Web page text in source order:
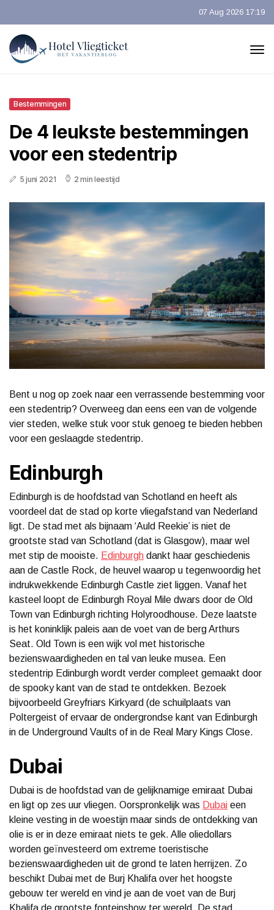
07 Aug 2026 17:19
Bestemmingen
De 4 leukste bestemmingen
voor een stedentrip
5 juni 2021 2 min leestijd
Bent u nog op zoek naar een verrassende bestemming voor
een stedentrip? Overweeg dan eens een van de volgende
vier steden, welke stuk voor stuk genoeg te bieden hebben
voor een geslaagde stedentrip.
Edinburgh
Edinburgh is de hoofdstad van Schotland en heeft als
voordeel dat de stad op korte vliegafstand van Nederland
ligt. De stad met als bijnaam ‘Auld Reekie’ is niet de
grootste stad van Schotland (dat is Glasgow), maar wel
met stip de mooiste. Edinburgh dankt haar geschiedenis
aan de Castle Rock, de heuvel waarop u tegenwoordig het
indrukwekkende Edinburgh Castle ziet liggen. Vanaf het
kasteel loopt de Edinburgh Royal Mile dwars door de Old
Town van Edinburgh richting Holyroodhouse. Deze laatste
is het koninklijk paleis aan de voet van de berg Arthurs
Seat. Old Town is een wijk vol met historische
bezienswaardigheden en tal van leuke musea. Een
stedentrip Edinburgh wordt verder compleet gemaakt door
de spooky kant van de stad te ontdekken. Bezoek
bijvoorbeeld Greyfriars Kirkyard (de schuilplaats van
Poltergeist of ervaar de ondergrondse kant van Edinburgh
in de Underground Vaults of in de Real Mary Kings Close.
Dubai
Dubai is de hoofdstad van de gelijknamige emiraat Dubai
en ligt op zes uur vliegen. Oorspronkelijk was Dubai een
kleine vesting in de woestijn maar sinds de ontdekking van
olie is er in deze emiraat niets te gek. Alle oliedollars
worden geïnvesteerd om extreme toeristische
bezienswaardigheden uit de grond te laten herrijzen. Zo
beschikt Dubai met de Burj Khalifa over het hoogste
gebouw ter wereld en vind je aan de voet van de Burj
Khalifa de grootste fonteinshow ter wereld. De stad